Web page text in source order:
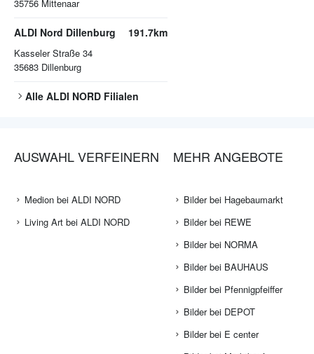
35756 Mittenaar
ALDI Nord Dillenburg
Kasseler Straße 34
35683 Dillenburg
191.7km
Alle ALDI NORD Filialen
AUSWAHL VERFEINERN
Medion bei ALDI NORD
Living Art bei ALDI NORD
MEHR ANGEBOTE
Bilder bei Hagebaumarkt
Bilder bei REWE
Bilder bei NORMA
Bilder bei BAUHAUS
Bilder bei Pfennigpfeiffer
Bilder bei DEPOT
Bilder bei E center